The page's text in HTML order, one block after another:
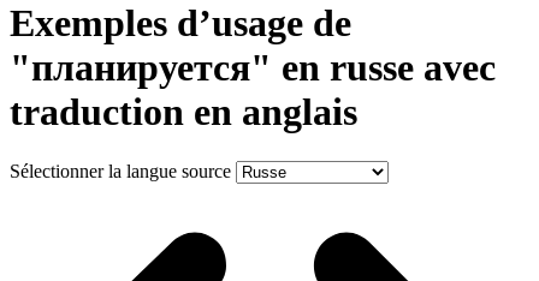
Exemples d’usage de
"планируется" en russe avec
traduction en anglais
Sélectionner la langue source